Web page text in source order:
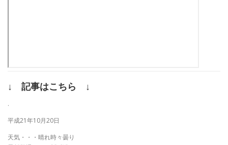
↓ 記事はこちら ↓
.
平成21年10月20日
天気・・・晴れ時々曇り